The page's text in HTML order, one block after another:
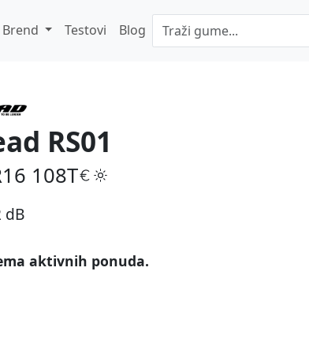
Brend Testovi Blog
RS01
108T
dB
aktivnih ponuda.